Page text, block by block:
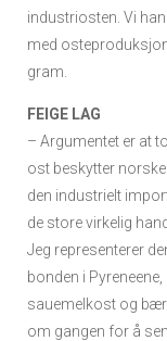
industriosten. Vi
med
gram.
FEIGE LAG
– Argumentet er at
ost beskytter norske
den industrielt
de store virkelig
Jeg representerer
bonden i
sauemelkost og
om gangen for å